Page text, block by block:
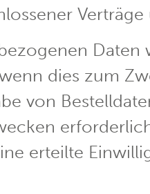
dies zum
von
erteilte